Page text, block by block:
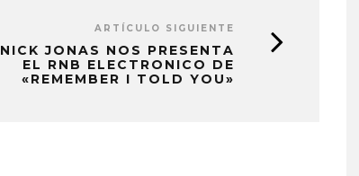
ARTÍCULO SIGUIENTE
NICK JONAS NOS PRESENTA
EL RNB ELECTRONICO DE
«REMEMBER I TOLD YOU»